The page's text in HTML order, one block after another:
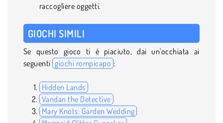
raccogliere oggetti.
GIOCHI SIMILI
Se questo gioco ti è piaciuto, dai un'occhiata ai
seguenti giochi rompicapo :
Hidden Lands
Vandan the Detective
Mary Knots: Garden Wedding